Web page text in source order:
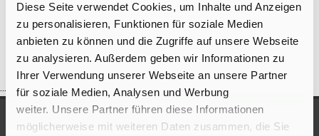
Diese Seite verwendet Cookies, um Inhalte und Anzeigen
zu personalisieren, Funktionen für soziale Medien
anbieten zu können und die Zugriffe auf unsere Webseite
zu analysieren. Außerdem geben wir Informationen zu
Ihrer Verwendung unserer Webseite an unsere Partner
für soziale Medien, Analysen und Werbung
weiter. Unsere Partner führen diese Informationen
möglicherweise mit weiteren Daten zusammen, die Sie
Immobilien Bad Segeberg
Immobilienkauf Bad Segeberg
...
UNSERE AUSZEICHNUNGEN